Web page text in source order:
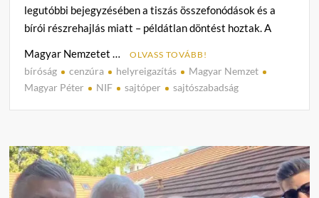
legutóbbi bejegyzésében a tiszás összefonódások és a
bírói részrehajlás miatt – példátlan döntést hoztak. A
Magyar Nemzetet …
OLVASS TOVÁBB!
bíróság cenzúra helyreigazítás
Magyar Nemzet
Magyar Péter
NIF sajtóper sajtószabadság
e
n
t
on